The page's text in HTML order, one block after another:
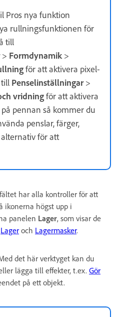
Pros nya funktion
rullningsfunktionen för
till
> Formdynamik >
för att aktivera pixel-
till Penselinställningar>
vridningför att aktivera
pennan så kommer du
penslar, färger,
för att
har alla kontroller för att
ikonerna högst upp i
panelen Lager, som visar de
Lager och Lagermasker.
det här verktyget kan du
lägga till effekter, t.ex. Gör
på ett objekt.